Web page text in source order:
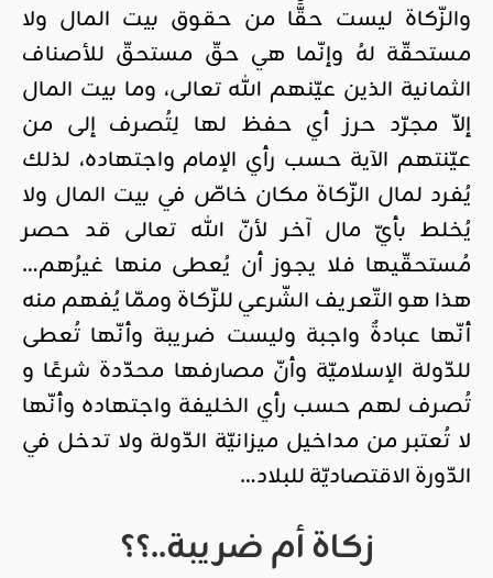
والزّكاة ليست حقًّا من حقوق بيت المال ولا
مستحقّة لهُ وإنّما هي حقّ مستحقّ للأصناف
الثمانية الذين عيّنهم الله تعالى، وما بيت المال
إلاّ مجرّد حرز أي حفظ لها لِتُصرف إلى من
عيّنتهم الآية حسب رأي الإمام واجتهاده، لذلك
يُفرد لمال الزّكاة مكان خاصّ في بيت المال ولا
يُخلط بأيّ مال آخر لأنّ الله تعالى قد حصر
مُستحقّيها فلا يجوز أن يُعطى منها غيرُهم…
هذا هو التّعريف الشّرعي للزّكاة وممّا يُفهم منه
أنّها عبادةٌ واجبة وليست ضريبة وأنّها تُعطى
للدّولة الإسلاميّة وأنّ مصارفها محدّدة شرعًا و
تُصرف لهم حسب رأي الخليفة واجتهاده وأنّها
لا تُعتبر من مداخيل ميزانيّة الدّولة ولا تدخل في
الدّورة الاقتصاديّة للبلاد…
زكاة أم ضريبة..؟؟